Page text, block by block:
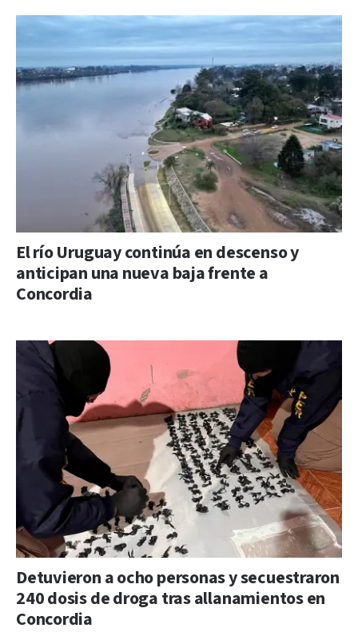
El río Uruguay continúa en descenso y
anticipan una nueva baja frente a
Concordia
Detuvieron a ocho personas y secuestraron
240 dosis de droga tras allanamientos en
Concordia